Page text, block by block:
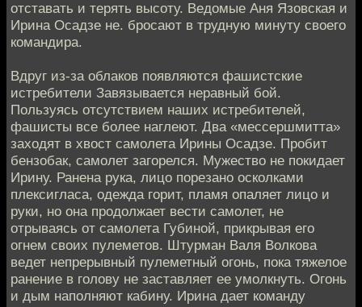
отставать и терять высоту. Ведомые Аня Язовская и
Ирина Осадзе не. бросают в трудную минуту своего
командира.
Вдруг из-за облаков появляются фашистские
истребители Завязывается неравный бой.
Пользуясь отсутствием наших истребителей,
фашисты все более наглеют. Два «мессершмитта»
заходят в хвост самолета Ирины Осадзе. Пробит
бензобак, самолет загорелся. Мужество не покидает
Ирину. Ранена рука, лицо порезано осколками
плексигласа, одежда горит, пламя опаляет лицо и
руки, но она продолжает вести самолет, не
отрываясь от самолета Губиной, прикрывая его
огнем своих пулеметов. Штурман Валя Волкова
ведет непрерывный пулеметный огонь, пока тяжелое
ранение в голову не заставляет ее умолкнуть. Огонь
и дым наполняют кабину. Ирина дает команду